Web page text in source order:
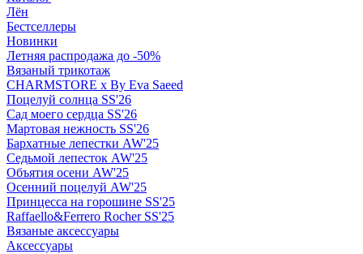
Лён
Бестселлеры
Новинки
Летняя распродажа до -50%
Вязаный трикотаж
CHARMSTORE х By Eva Saeed
Поцелуй солнца SS'26
Сад моего сердца SS'26
Мартовая нежность SS'26
Бархатные лепестки AW'25
Седьмой лепесток AW'25
Объятия осени AW'25
Осенний поцелуй AW'25
Принцесса на горошине SS'25
Raffaello&Ferrero Rocher SS'25
Вязаные аксессуары
Аксессуары